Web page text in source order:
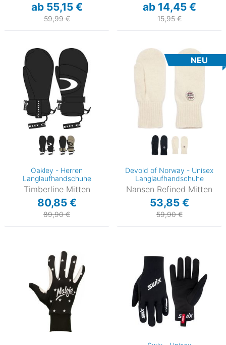
ab 55,15 €
59,99 €
ab 14,45 €
15,95 €
Oakley - Herren
Langlaufhandschuhe
Timberline Mitten
80,85 €
89,90 €
NEU
Devold of Norway - Unisex
Langlaufhandschuhe
Nansen Refined Mitten
53,85 €
59,90 €